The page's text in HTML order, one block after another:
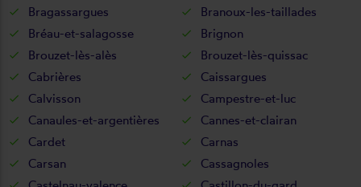
Bragassargues
Branoux-les-taillades
Bréau-et-salagosse
Brignon
Brouzet-lès-alès
Brouzet-lès-quissac
Cabrières
Caissargues
Calvisson
Campestre-et-luc
Canaules-et-argentières
Cannes-et-clairan
Cardet
Carnas
Carsan
Cassagnoles